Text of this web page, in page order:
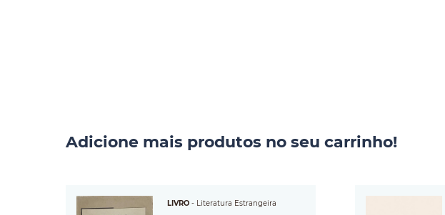
Adicione mais produtos no seu carrinho!
LIVRO - Literatura Estrangeira